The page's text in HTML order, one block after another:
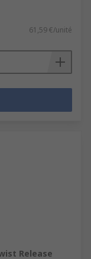
61,59 €/unité
Release